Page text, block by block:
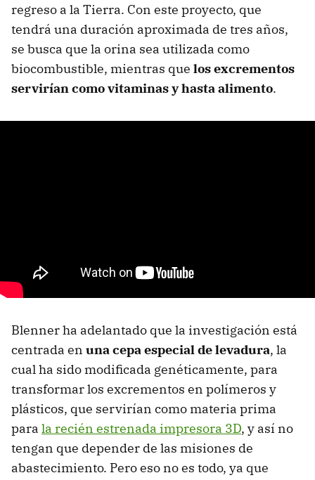
regreso a la Tierra. Con este proyecto, que
tendrá una duración aproximada de tres años,
se busca que la orina sea utilizada como
biocombustible, mientras que los excrementos
servirían como vitaminas y hasta alimento.
Blenner ha adelantado que la investigación está
centrada en una cepa especial de levadura, la
cual ha sido modificada genéticamente, para
transformar los excrementos en polímeros y
plásticos, que servirían como materia prima
para la recién estrenada impresora 3D, y así no
tengan que depender de las misiones de
abastecimiento. Pero eso no es todo, ya que